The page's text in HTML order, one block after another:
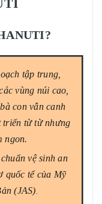
tập trung,
vùng núi cao,
con vẫn canh
triển từ từ nhưng
ngon.
vệ sinh an
quốc tế của Mỹ
(JAS).